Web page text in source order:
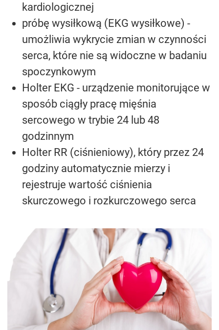
kardiologicznej
próbę wysiłkową (EKG wysiłkowe) -
umożliwia wykrycie zmian w czynności
serca, które nie są widoczne w badaniu
spoczynkowym
Holter EKG - urządzenie monitorujące w
sposób ciągły pracę mięśnia
sercowego w trybie 24 lub 48
godzinnym
Holter RR (ciśnieniowy), który przez 24
godziny automatycznie mierzy i
rejestruje wartość ciśnienia
skurczowego i rozkurczowego serca